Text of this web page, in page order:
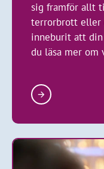
sig framför allt
terrorbrott eller
inneburit att
du läsa mer om